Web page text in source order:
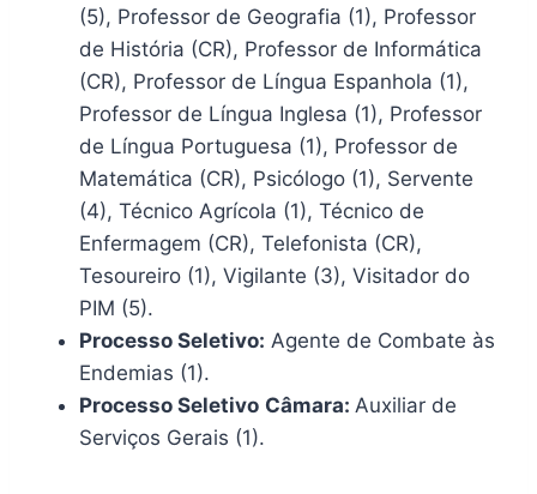
(5), Professor de Geografia (1), Professor
de História (CR), Professor de Informática
(CR), Professor de Língua Espanhola (1),
Professor de Língua Inglesa (1), Professor
de Língua Portuguesa (1), Professor de
Matemática (CR), Psicólogo (1), Servente
(4), Técnico Agrícola (1), Técnico de
Enfermagem (CR), Telefonista (CR),
Tesoureiro (1), Vigilante (3), Visitador do
PIM (5).
Processo Seletivo: Agente de Combate às
Endemias (1).
Processo Seletivo Câmara: Auxiliar de
Serviços Gerais (1).